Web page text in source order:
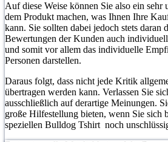
Auf diese Weise können Sie also ein sehr
dem Produkt machen, was Ihnen Ihre
kann. Sie sollten dabei jedoch stets daran
Bewertungen der Kunden auch
und somit vor allem das individuelle
Personen darstellen.
Daraus folgt, dass nicht jede Kritik
übertragen werden kann. Verlassen Sie
ausschließlich auf derartige Meinungen.
große Hilfestellung bieten, wenn Sie sich
speziellen Bulldog Tshirt noch